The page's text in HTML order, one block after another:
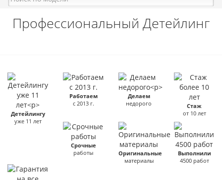
Профессиональный Детейлинг
Детейлингу
уже 11 лет
Работаем
с 2013 г.
Делаем
недорого
Стаж
от 10 лет
Срочные
работы
Оригинальные
материалы
Выполнили
4500 работ